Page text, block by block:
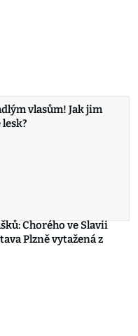
vlasům! Jak jim
Chorého ve Slavii
Plzně vytažená z